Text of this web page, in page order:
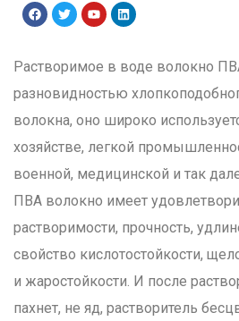
Растворимое в воде волокно
разновидностью
волокна, оно широко
хозяйстве, легкой
военной, медицинской и так
ПВА волокно имеет
растворимости, прочность,
свойство кислотостойкости,
и жаростойкости. И после
пахнет, не яд, растворитель